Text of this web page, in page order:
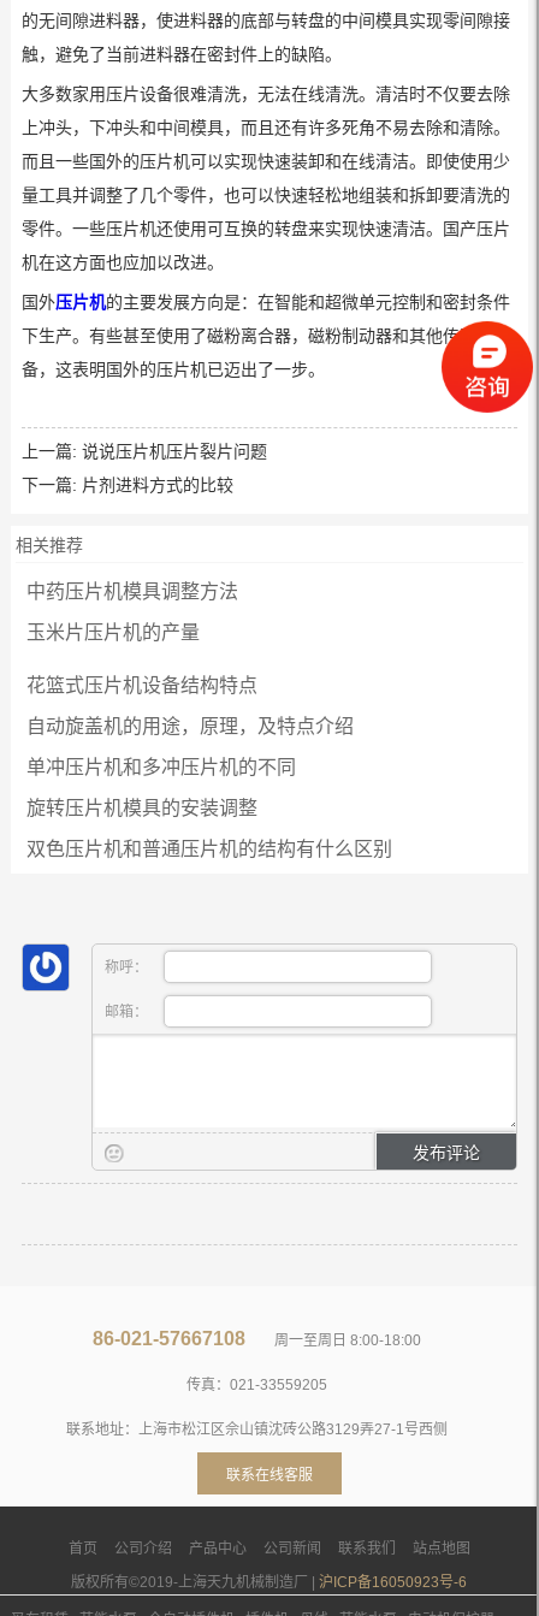
的无间隙进料器，使进料器的底部与转盘的中间模具实现零间隙接
触，避免了当前进料器在密封件上的缺陷。
大多数家用压片设备很难清洗，无法在线清洗。清洁时不仅要去除
上冲头，下冲头和中间模具，而且还有许多死角不易去除和清除。
而且一些国外的压片机可以实现快速装卸和在线清洁。即使使用少
量工具并调整了几个零件，也可以快速轻松地组装和拆卸要清洗的
零件。一些压片机还使用可互换的转盘来实现快速清洁。国产压片
机在这方面也应加以改进。
国外压片机的主要发展方向是：在智能和超微单元控制和密封条件
下生产。有些甚至使用了磁粉离合器，磁粉制动器和其他传动设
备，这表明国外的压片机已迈出了一步。
上一篇: 说说压片机压片裂片问题
下一篇: 片剂进料方式的比较
相关推荐
中药压片机模具调整方法
玉米片压片机的产量
花篮式压片机设备结构特点
自动旋盖机的用途，原理，及特点介绍
单冲压片机和多冲压片机的不同
旋转压片机模具的安装调整
双色压片机和普通压片机的结构有什么区别
称呼：
邮箱：
86-021-57667108 周一至周日 8:00-18:00
传真：021-33559205
联系地址：上海市松江区佘山镇沈砖公路3129弄27-1号西侧
联系在线客服
首页 公司介绍 产品中心 公司新闻 联系我们
站点地图
版权所有©2019-上海天九机械制造厂 |沪ICP备16050923号-6